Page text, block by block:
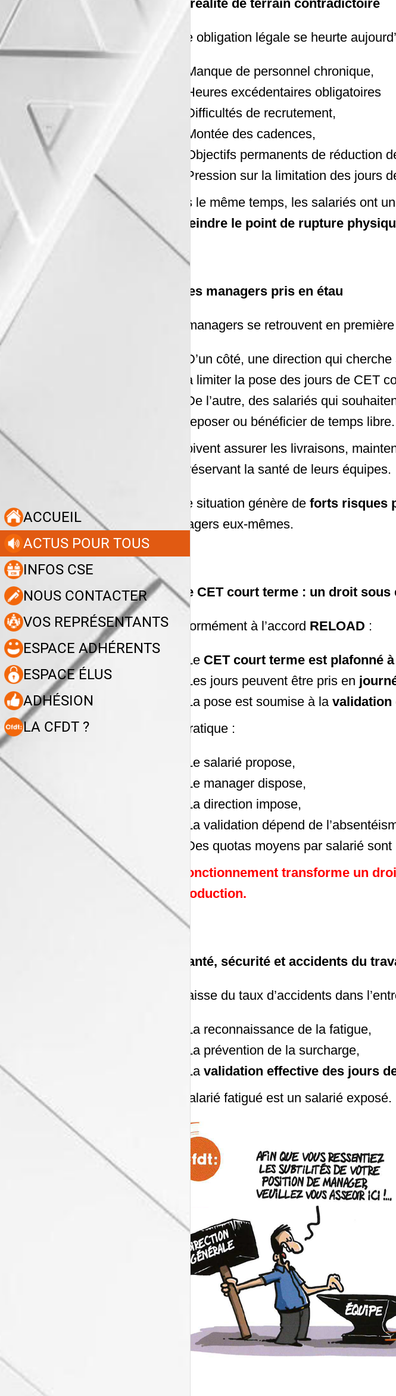
ACCUEIL
ACTUS POUR TOUS
INFOS CSE
NOUS CONTACTER
VOS REPRÉSENTANTS
ESPACE ADHÉRENTS
ESPACE ÉLUS
ADHÉSION
LA CFDT ?
Une réalité de terrain contradictoire
Cette obligation légale se heurte
Manque de personnel chronique,
Heures excédentaires obligatoires
Difficultés de recrutement,
Montée des cadences,
Objectifs permanents de réduction
Pression sur la limitation des jours
Dans le même temps, les salariés ont
d’atteindre le point de rupture
Des managers pris en étau
Les managers se retrouvent en
D’un côté, une direction qui
à limiter la pose des jours de CET
De l’autre, des salariés qui
reposer ou bénéficier de temps libre.
Ils doivent assurer les livraisons,
en préservant la santé de leurs équipes.
Cette situation génère de forts risques
managers eux-mêmes.
Le CET court terme : un droit sous
Conformément à l’accord RELOAD :
Le CET court terme est plafonné
Les jours peuvent être pris en
La pose est soumise à la validation
En pratique :
Le salarié propose,
Le manager dispose,
La direction impose,
La validation dépend de
Des quotas moyens par salarié
Ce fonctionnement transforme un
la production.
Santé, sécurité et accidents du
La baisse du taux d’accidents dans
La reconnaissance de la fatigue,
La prévention de la surcharge,
La validation effective des jours
Un salarié fatigué est un salarié exposé.